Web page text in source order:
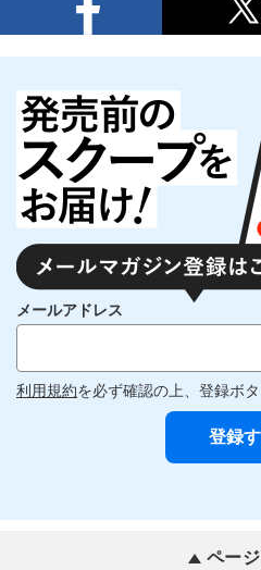
メールアドレス
利用規約を必ず確認の上、登録ボ
ペー